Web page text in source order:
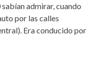
admirar, cuando
por las calles
Era conducido por